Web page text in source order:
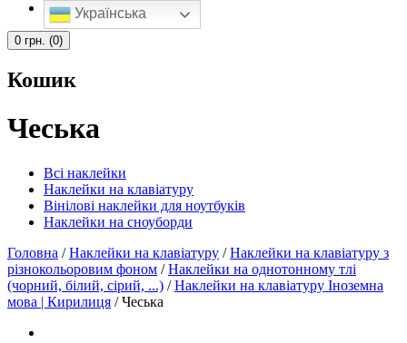
Українська
0 грн. (0)
Кошик
Чеська
Всі наклейки
Наклейки на клавіатуру
Вінілові наклейки для ноутбуків
Наклейки на сноуборди
Головна /Наклейки на клавіатуру /Наклейки на клавіатуру з
різнокольоровим фоном /Наклейки на однотонному тлі
(чорний, білий, сірий, ...) /Наклейки на клавіатуру Іноземна
мова | Кирилиця / Чеська